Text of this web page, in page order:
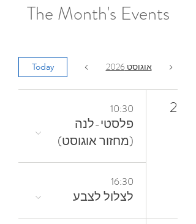
The Month's Events
אוגוסט 2026 Today
2
10:30
פלסטי-לנה
(מחזור אוגוסט)
16:30
לצלול‭ ‬לצבע‭